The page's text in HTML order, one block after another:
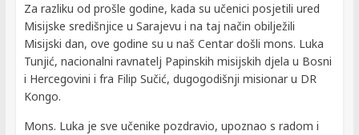
Za razliku od prošle godine, kada su učenici posjetili ured
Misijske središnjice u Sarajevu i na taj način obilježili
Misijski dan, ove godine su u naš Centar došli mons. Luka
Tunjić, nacionalni ravnatelj Papinskih misijskih djela u Bosni
i Hercegovini i fra Filip Sučić, dugogodišnji misionar u DR
Kongo.
Mons. Luka je sve učenike pozdravio, upoznao s radom i